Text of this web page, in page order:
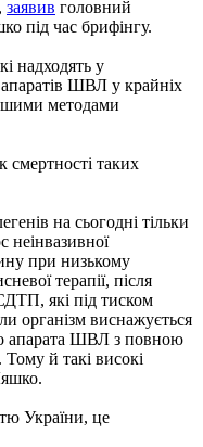
заявив головний
під час брифінгу.
надходять у
ШВЛ у крайніх
методами
смертності таких
на сьогодні тільки
неінвазивної
при низькому
терапії, після
які під тиском
організм виснажується
апарата ШВЛ з повною
й такі високі
України, це